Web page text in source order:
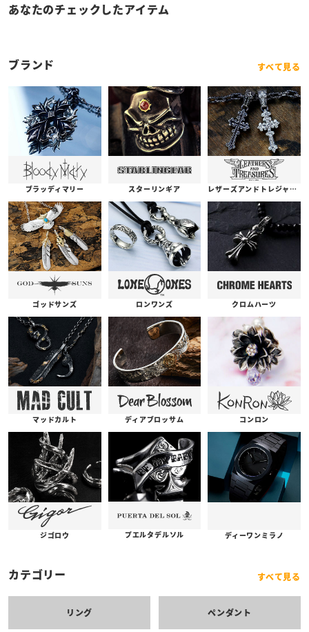
あなたのチェックしたアイテム
ブランド すべて見る
ブラッディマリー スターリンギア レザーズアンドトレジャーズ
ゴッドサンズ ロンワンズ クロムハーツ
マッドカルト ディアブロッサム コンロン
ジゴロウ プエルタデルソル ディーワンミラノ
カテゴリー すべて見る
リング ペンダント